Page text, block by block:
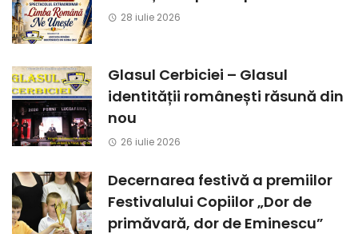
28 iulie 2026
Glasul Cerbiciei – Glasul
identității românești răsună din
nou
26 iulie 2026
Decernarea festivă a premiilor
Festivalului Copiilor „Dor de
primăvară, dor de Eminescu”